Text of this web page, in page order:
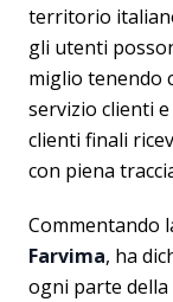
territorio
gli utenti
miglio tenendo
servizio clienti
clienti finali
con piena
Commentando
Farvima, ha
ogni parte